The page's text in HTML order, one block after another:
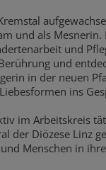
und als
und
und
in der neuen
ins
im Arbeitskreis
der Diözese Linz
Menschen in